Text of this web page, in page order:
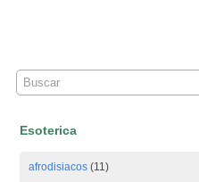
Esoterica
afrodisiacos (11)